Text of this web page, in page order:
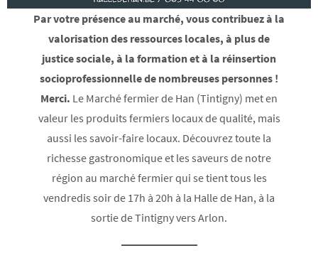
Par votre présence au marché, vous contribuez à la
valorisation des ressources locales, à plus de
justice sociale, à la formation et à la réinsertion
socioprofessionnelle de nombreuses personnes !
Merci. Le Marché fermier de Han (Tintigny) met en
valeur les produits fermiers locaux de qualité, mais
aussi les savoir-faire locaux. Découvrez toute la
richesse gastronomique et les saveurs de notre
région au marché fermier qui se tient tous les
vendredis soir de 17h à 20h à la Halle de Han, à la
sortie de Tintigny vers Arlon.